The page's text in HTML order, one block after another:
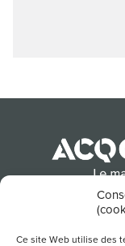
Ce site Web utilise des